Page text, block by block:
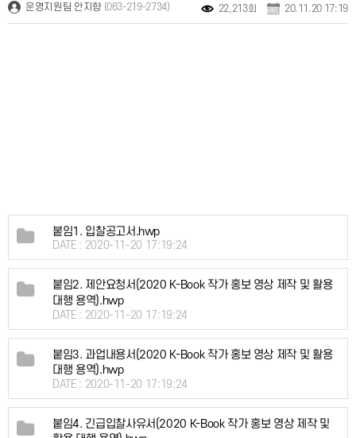
운영지원팀 안지향 (063-219-2734) 22,213회 20.11.20 17:19
붙임1. 입찰공고서.hwp
DATE : 2020-11-20 17:19:24
붙임2. 제안요청서(2020 K-Book 작가 홍보 영상 제작 및 활용
대행 용역).hwp
DATE : 2020-11-20 17:19:24
붙임3. 과업내용서(2020 K-Book 작가 홍보 영상 제작 및 활용
대행 용역).hwp
DATE : 2020-11-20 17:19:24
붙임4. 긴급입찰사유서(2020 K-Book 작가 홍보 영상 제작 및